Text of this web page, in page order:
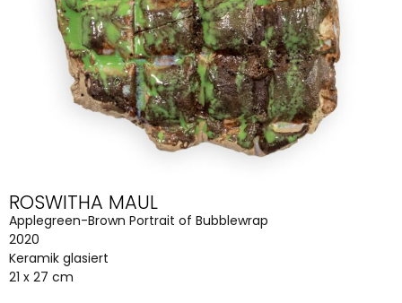
ROSWITHA MAUL
Applegreen-Brown Portrait of Bubblewrap
2020
Keramik glasiert
21 x 27 cm